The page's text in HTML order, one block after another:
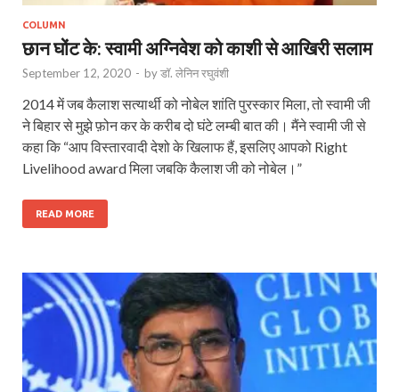
COLUMN
छान घोंट के: स्‍वामी अग्निवेश को काशी से आखिरी सलाम
September 12, 2020 - byडॉ. लेनिन रघुवंशी
2014 में जब कैलाश सत्यार्थी को नोबेल शांति पुरस्कार मिला, तो स्वामी जी
ने बिहार से मुझे फ़ोन कर के करीब दो घंटे लम्बी बात की। मैंने स्वामी जी से
कहा कि “आप विस्तारवादी देशो के खिलाफ हैं, इसलिए आपको Right
Livelihood award मिला जबकि कैलाश जी को नोबेल।”
READ MORE